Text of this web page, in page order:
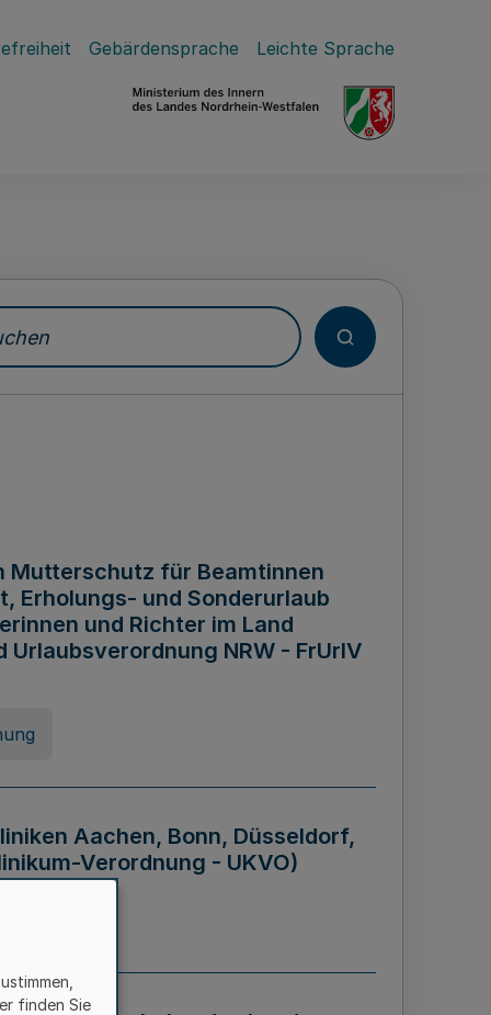
Gebärdensprache Leichte Sprache
Mutterschutz für Beamtinnen
Erholungs- und Sonderurlaub
und Richter im Land
NRW - FrUrlV
Aachen, Bonn, Düsseldorf,
Verordnung - UKVO)
finden Sie